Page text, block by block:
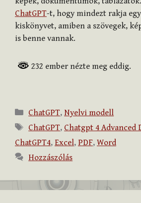
ChatGPT-t, hogy mindezt rakja
kiskönyvet, amiben a szövegek,
is benne vannak.
232 ember nézte meg eddig.
Kategória
ChatGPT, Nyelvi modell
Címkék
ChatGPT, Chatgpt 4 Advanced
ChatGPT4, Excel, PDF, Word
Hozzászólás